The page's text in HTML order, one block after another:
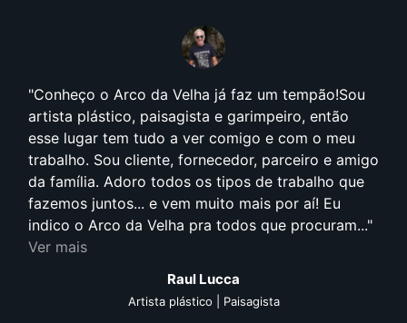
Conheço o Arco da Velha já faz um tempão!Sou
artista plástico, paisagista e garimpeiro, então
esse lugar tem tudo a ver comigo e com o meu
trabalho. Sou cliente, fornecedor, parceiro e amigo
da família. Adoro todos os tipos de trabalho que
fazemos juntos... e vem muito mais por aí! Eu
indico o Arco da Velha pra todos que procuram...
Ver mais
Raul Lucca
Artista plástico | Paisagista